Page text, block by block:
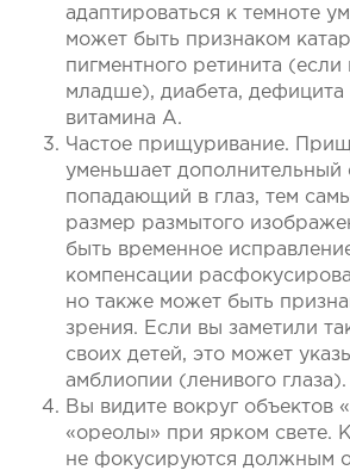
адаптироваться к темноте
может быть признаком
пигментного ретинита (если
младше), диабета, дефицита
витамина А.
Частое прищуривание.
уменьшает дополнительный
попадающий в глаз, тем
размер размытого
быть временное
компенсации
но также может быть
зрения. Если вы заметили
своих детей, это может
амблиопии (ленивого глаза).
Вы видите вокруг объектов
«ореолы» при ярком свете.
не фокусируются должным